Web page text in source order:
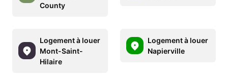
County
Logement à louer
Mont-Saint-
Hilaire
Logement à louer
Napierville